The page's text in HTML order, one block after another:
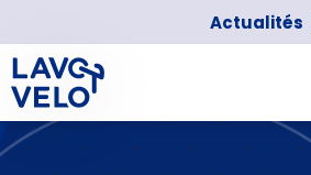
Actualités